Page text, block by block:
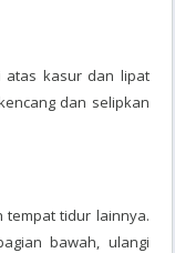
atas kasur dan lipat
dan selipkan
tempat tidur lainnya.
bawah, ulangi